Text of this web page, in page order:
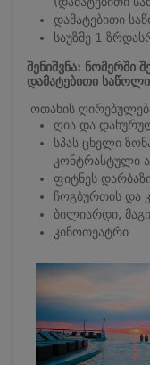
დამატებითი
საუზმე 1
შენიშვნა:
დამატებითი
ოთახის
ღია და
სპას ცხელი
კონტრასტული
ფიტნეს
ჩოგბურთის და
ბილიარდი,
კინოთეატრი